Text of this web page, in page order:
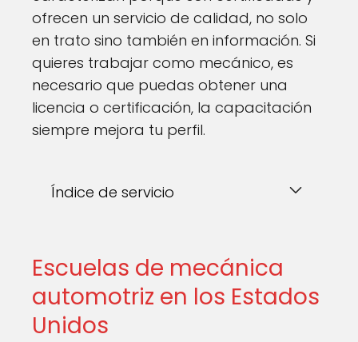
ofrecen un servicio de calidad, no solo
en trato sino también en información. Si
quieres trabajar como mecánico, es
necesario que puedas obtener una
licencia o certificación, la capacitación
siempre mejora tu perfil.
Índice de servicio
Escuelas de mecánica
automotriz en los Estados
Unidos